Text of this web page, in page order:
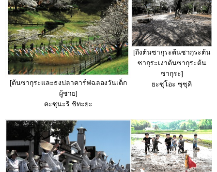
[ต้นซากุระและธงปลาคาร์ฟฉลองวันเด็ก
ผู้ชาย]
คะซุนะริ ชิทะยะ
[ถึงต้นซากุระต้นซากุระต้น
ซากุระเงาต้นซากุระต้น
ซากุระ]
ยะซุโอะ ซุซุคิ